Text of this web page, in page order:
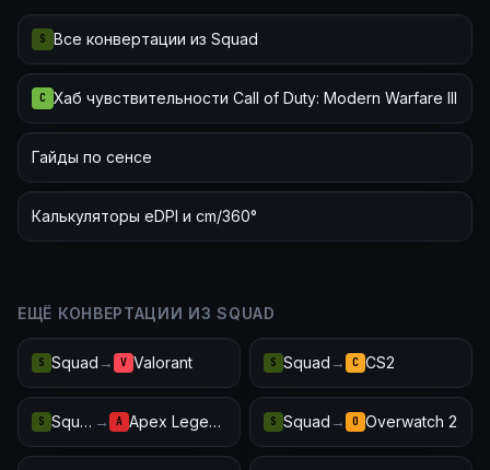
S Все конвертации из Squad
C Хаб чувствительности Call of Duty: Modern Warfare III
Гайды по сенсе
Калькуляторы eDPI и cm/360°
ЕЩЁ КОНВЕРТАЦИИ ИЗ SQUAD
S Squad → V Valorant S Squad → C CS2
S Squad → A Apex Legends S Squad → O Overwatch 2